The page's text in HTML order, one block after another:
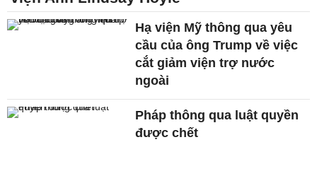
Hạ viện Mỹ thông qua yêu
cầu của ông Trump về việc
cắt giảm viện trợ nước
ngoài
Pháp thông qua luật quyền
được chết